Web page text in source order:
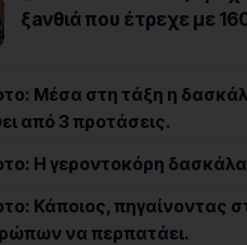
ξaνθιά που έτρεχε με
Μέσα στη τάξη η
από 3 προτάσεις.
Η γεροντοκόρη δασκάλα
Κάποιος, πηγαίνοντας
να περπατάει.